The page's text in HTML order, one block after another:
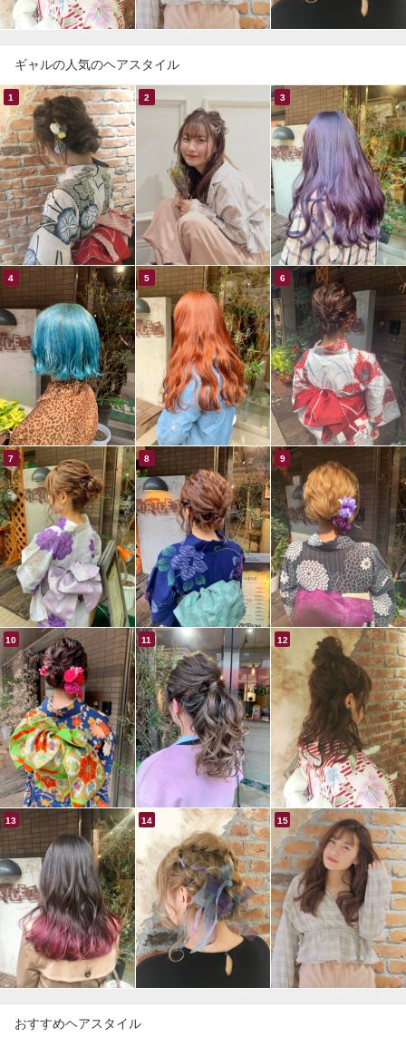
ギャルの人気のヘアスタイル
おすすめヘアスタイル